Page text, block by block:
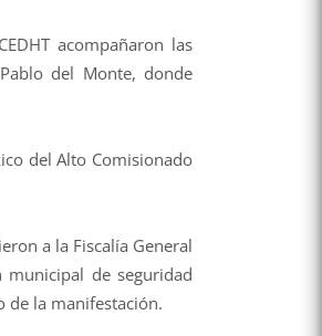
acompañaron las
del Monte, donde
del Alto Comisionado
a la Fiscalía General
municipal de seguridad
de la manifestación.